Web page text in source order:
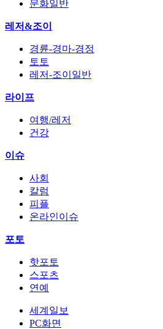
문화일반
레저&조이
경륜-경마-경정
토토
레저-조이일반
라이프
여행/레저
건강
이슈
사회
칼럼
피플
온라인이슈
포토
핫포토
스포츠
연예
세계일보
PC화면